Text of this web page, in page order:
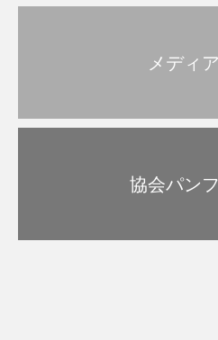
メディ
協会パン